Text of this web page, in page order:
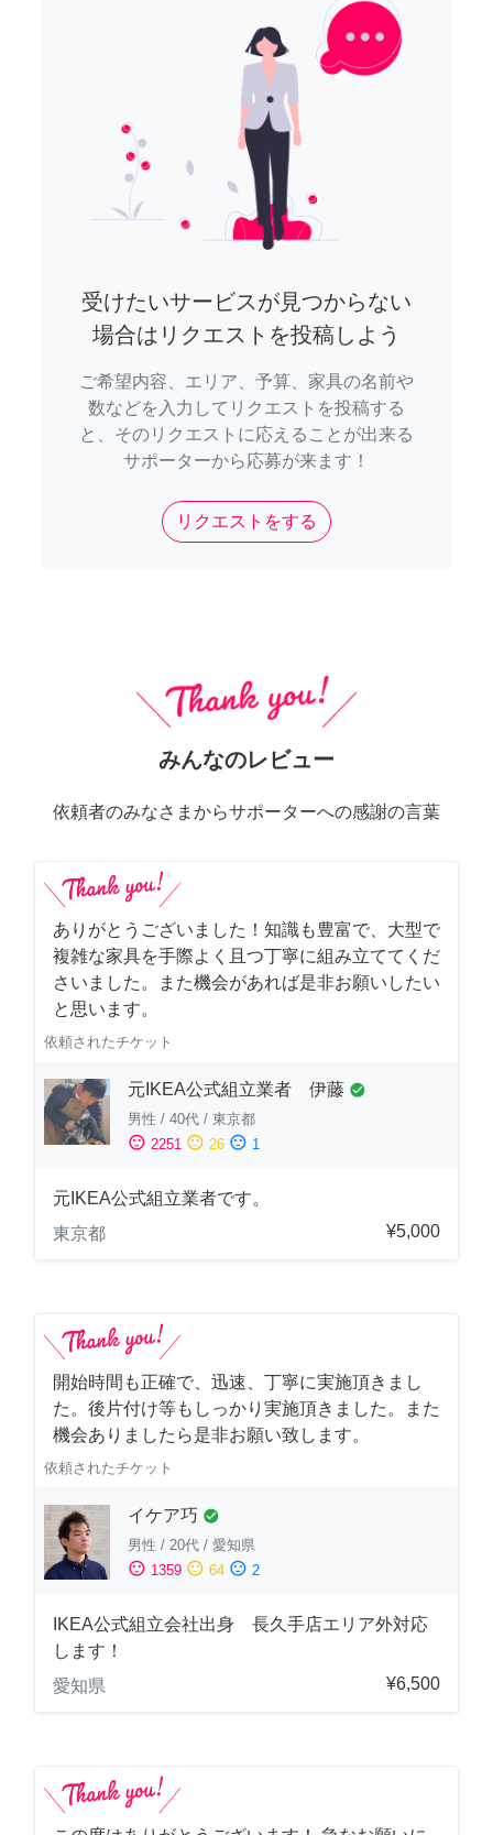
受けたいサービスが見つからない
場合はリクエストを投稿しよう
ご希望内容、エリア、予算、家具の名前や
数などを入力してリクエストを投稿する
と、そのリクエストに応えることが出来る
サポーターから応募が来ます！
リクエストをする
みんなのレビュー
依頼者のみなさまからサポーターへの感謝の言葉
ありがとうございました！知識も豊富で、大型で
複雑な家具を手際よく且つ丁寧に組み立ててくだ
さいました。また機会があれば是非お願いしたい
と思います。
依頼されたチケット
元IKEA公式組立業者 伊藤 check_circle
男性 / 40代 / 東京都
sentiment_satisfied 2251 sentiment_neutral 26 sentiment_dissatisfied 1
元IKEA公式組立業者です。
東京都
¥5,000
開始時間も正確で、迅速、丁寧に実施頂きまし
た。後片付け等もしっかり実施頂きました。また
機会ありましたら是非お願い致します。
依頼されたチケット
イケア巧 check_circle
男性 / 20代 / 愛知県
sentiment_satisfied 1359 sentiment_neutral 64 sentiment_dissatisfied 2
IKEA公式組立会社出身 長久手店エリア外対応
します！
愛知県
¥6,500